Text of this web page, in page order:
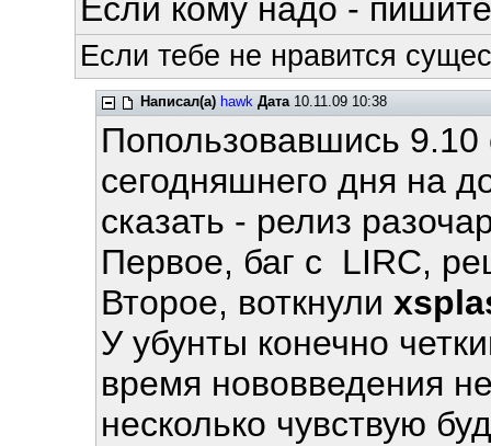
Если кому надо -
Если тебе не нравится
Написал(а) hawk Дата10.11.09 10:38
Попользовавшись
сегодняшнего дня на
сказать - релиз
Первое, баг с LIRC,
Второе, воткнули
У убунты конечно
время нововведения
несколько чувствую